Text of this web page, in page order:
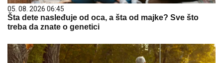
05. 08. 2026 06:45
Šta dete nasleđuje od oca, a šta od majke? Sve što
treba da znate o genetici